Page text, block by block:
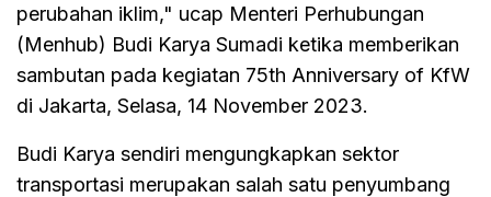
perubahan iklim," ucap Menteri Perhubungan
(Menhub) Budi Karya Sumadi ketika memberikan
sambutan pada kegiatan 75th Anniversary of KfW
di Jakarta, Selasa, 14 November 2023.
Budi Karya sendiri mengungkapkan sektor
transportasi merupakan salah satu penyumbang